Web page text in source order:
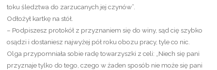
toku śledztwa do zarzucanych jej czynów”.
Odłożył kartkę na stół.
– Podpiszesz protokół z przyznaniem się do winy, sąd cię szybko
osądzi i dostaniesz najwyżej pół roku obozu pracy, tyle co nic.
Olga przypomniała sobie radę towarzyszki z celi: „Niech się pani
przyznaje tylko do tego, czego w żaden sposób nie może się pani